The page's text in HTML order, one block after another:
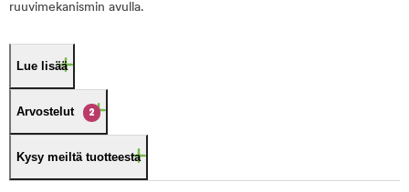
ruuvimekanismin avulla.
Lue lisää
Arvostelut 2
Kysy meiltä tuotteesta